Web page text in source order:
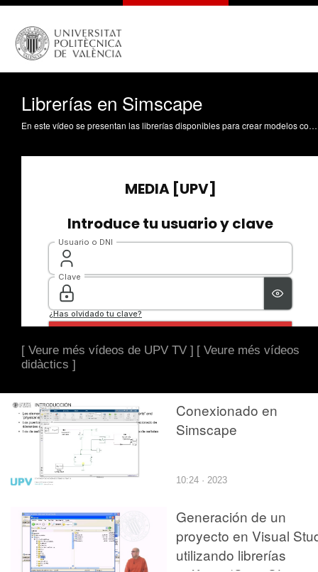
Librerías en Simscape
En este vídeo se presentan las librerías disponibles para crear modelos con Simscape
[ Veure més vídeos de UPV TV ] [ Veure més vídeos
didàctics ]
Conexionado en
Simscape
10:24 · 2023
Generación de un
proyecto en Visual
utilizando librerías